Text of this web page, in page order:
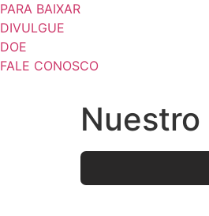
PARA BAIXAR
DIVULGUE
DOE
FALE CONOSCO